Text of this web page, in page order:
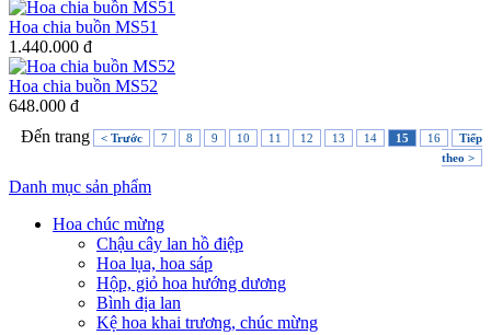
Hoa chia buồn MS51
1.440.000 đ
Hoa chia buồn MS52
648.000 đ
Đến trang
< Trước 7 8 9 10 11 12 13 14 15 16
Tiếp
theo >
Danh mục sản phẩm
Hoa chúc mừng
Chậu cây lan hồ điệp
Hoa lụa, hoa sáp
Hộp, giỏ hoa hướng dương
Bình địa lan
Kệ hoa khai trương, chúc mừng